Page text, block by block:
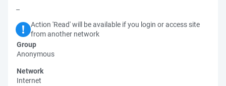
–
Action 'Read' will be available if you login or access site
from another network
Group
Anonymous
Network
Internet